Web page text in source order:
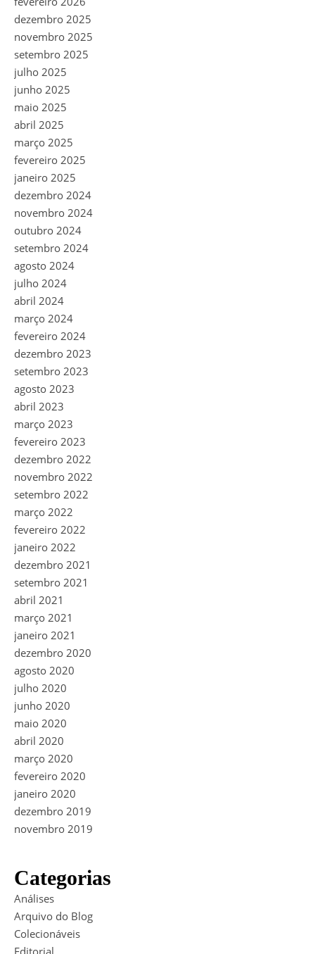
dezembro 2025
novembro 2025
setembro 2025
julho 2025
junho 2025
maio 2025
abril 2025
março 2025
fevereiro 2025
janeiro 2025
dezembro 2024
novembro 2024
outubro 2024
setembro 2024
agosto 2024
julho 2024
abril 2024
março 2024
fevereiro 2024
dezembro 2023
setembro 2023
agosto 2023
abril 2023
março 2023
fevereiro 2023
dezembro 2022
novembro 2022
setembro 2022
março 2022
fevereiro 2022
janeiro 2022
dezembro 2021
setembro 2021
abril 2021
março 2021
janeiro 2021
dezembro 2020
agosto 2020
julho 2020
junho 2020
maio 2020
abril 2020
março 2020
fevereiro 2020
janeiro 2020
dezembro 2019
novembro 2019
Categorias
Análises
Arquivo do Blog
Colecionáveis